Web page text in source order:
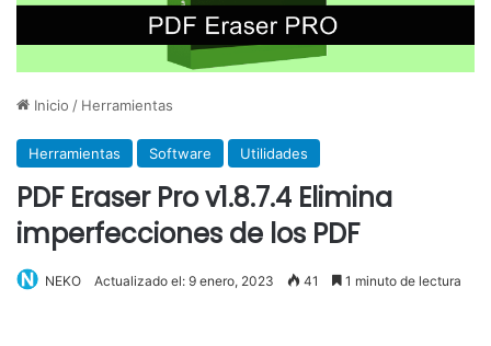
Inicio / Herramientas
Herramientas Software Utilidades
PDF Eraser Pro v1.8.7.4 Elimina
imperfecciones de los PDF
NEKO Actualizado el: 9 enero, 2023 41 1 minuto de lectura